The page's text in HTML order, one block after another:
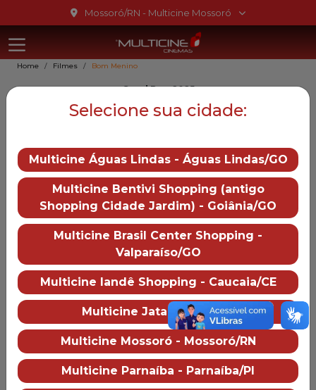
Ir para o conteúdo
Ir para o menu
Mossoró/RN - Multicine Mossoró
Multicine
Home Filmes Bom Menino
Good Boy, 2025
Bom Menino
12
Gênero::Terror
Duração: 72 min
Distruibução:
Paris Filmes
Trailer
— Bom Menino
Mais informações
Multicine Mossoró
Sobre o cinema
Como chegar
Preço dos ingressos
Selecione sua cidade:
Multicine Águas Lindas - Águas Lindas/GO
Multicine Bentivi Shopping (antigo
Shopping Cidade Jardim) - Goiânia/GO
Multicine Brasil Center Shopping -
Valparaíso/GO
Multicine Iandê Shopping - Caucaia/CE
Multicine Jataí - Jataí/GO
Multicine Mossoró - Mossoró/RN
Multicine Parnaíba - Parnaíba/PI